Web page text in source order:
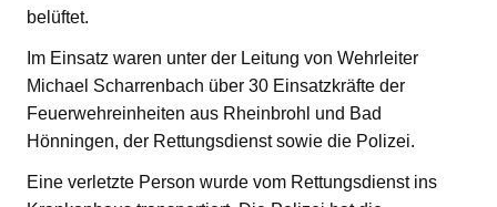
belüftet.
Im Einsatz waren unter der Leitung von Wehrleiter
Michael Scharrenbach über 30 Einsatzkräfte der
Feuerwehreinheiten aus Rheinbrohl und Bad
Hönningen, der Rettungsdienst sowie die Polizei.
Eine verletzte Person wurde vom Rettungsdienst ins